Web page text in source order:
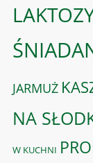
JARMUŻ
NA
W KUCHNI